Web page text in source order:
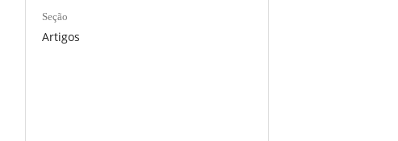
Seção
Artigos